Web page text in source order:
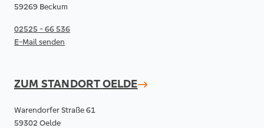
59269 Beckum
02525 - 66 536
E-Mail senden
ZUM STANDORTOELDE
Warendorfer Straße 61
59302 Oelde